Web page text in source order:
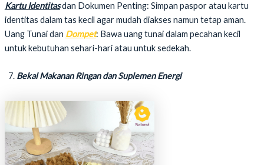
Kartu Identitasdan Dokumen Penting: Simpan paspor atau kartu
identitas dalam tas kecil agar mudah diakses namun tetap aman.
Uang Tunai dan Dompet: Bawa uang tunai dalam pecahan kecil
untuk kebutuhan sehari-hari atau untuk sedekah.
Bekal Makanan Ringan dan Suplemen Energi